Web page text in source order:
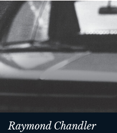
Raymond Chandler